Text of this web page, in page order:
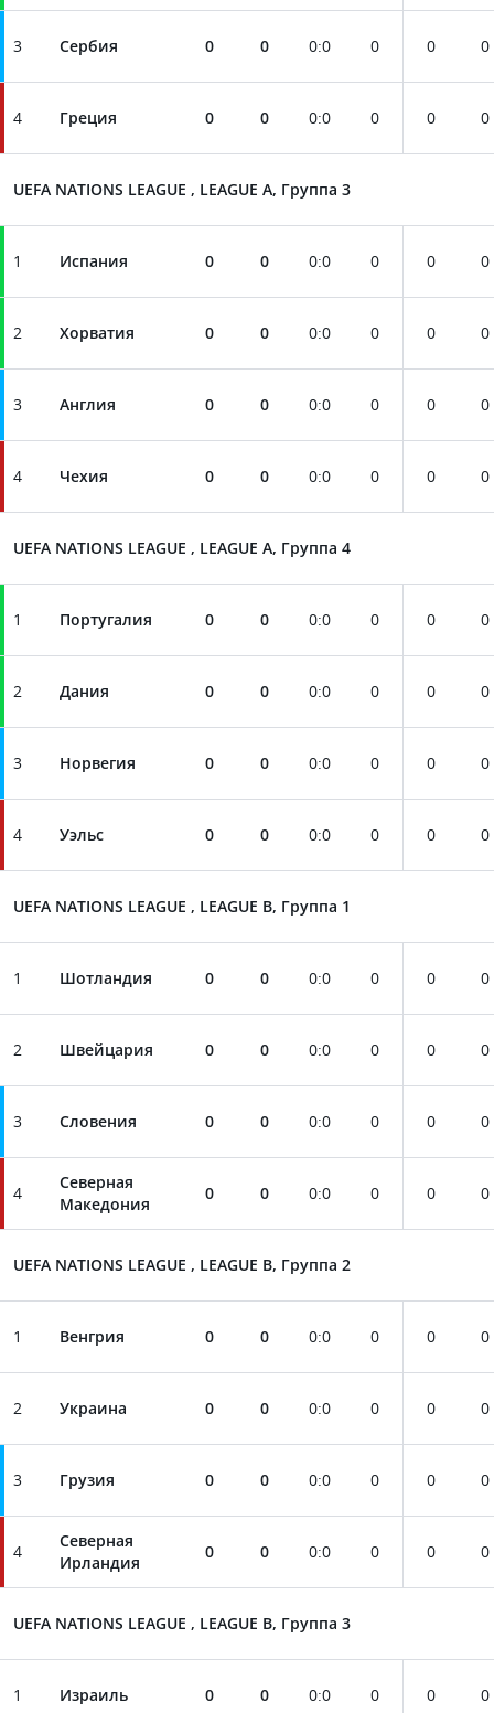
3 Сербия 0 0 0:0 0 0 0
4 Греция 0 0 0:0 0 0 0
UEFA NATIONS LEAGUE , LEAGUE A, Группа 3
1 Испания 0 0 0:0 0 0 0
2 Хорватия 0 0 0:0 0 0 0
3 Англия 0 0 0:0 0 0 0
4 Чехия 0 0 0:0 0 0 0
UEFA NATIONS LEAGUE , LEAGUE A, Группа 4
1 Португалия 0 0 0:0 0 0 0
2 Дания 0 0 0:0 0 0 0
3 Норвегия 0 0 0:0 0 0 0
4 Уэльс 0 0 0:0 0 0 0
UEFA NATIONS LEAGUE , LEAGUE B, Группа 1
1 Шотландия 0 0 0:0 0 0 0
2 Швейцария 0 0 0:0 0 0 0
3 Словения 0 0 0:0 0 0 0
4
Северная
Македония
0 0 0:0 0 0 0
UEFA NATIONS LEAGUE , LEAGUE B, Группа 2
1 Венгрия 0 0 0:0 0 0 0
2 Украина 0 0 0:0 0 0 0
3 Грузия 0 0 0:0 0 0 0
4
Северная
Ирландия
0 0 0:0 0 0 0
UEFA NATIONS LEAGUE , LEAGUE B, Группа 3
1 Израиль 0 0 0:0 0 0 0